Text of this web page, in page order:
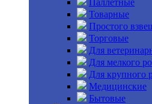
Паллетные
Товарные
Простого
Торговые
Для
Для мелкого
Для крупного
Медицинские
Бытовые